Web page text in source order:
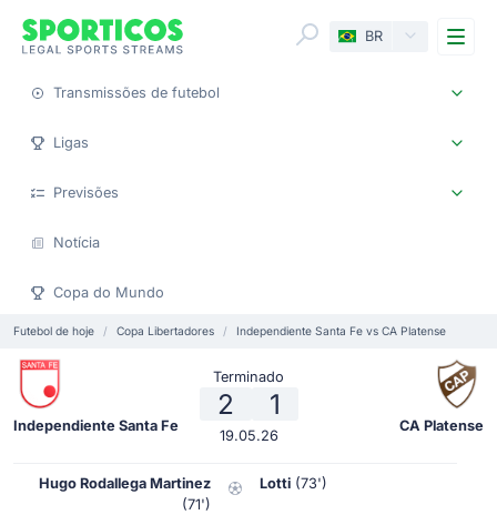
BR
Transmissões de futebol
Ligas
Previsões
Notícia
Copa do Mundo
Futebol de hoje Copa Libertadores Independiente Santa Fe vs CA Platense
Independiente Santa Fe
Terminado
2 1
19.05.26
CA Platense
Hugo Rodallega Martinez
(71')
Lotti (73')